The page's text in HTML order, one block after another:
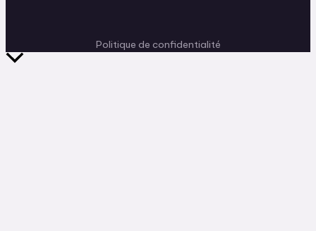
Politique de confidentialité